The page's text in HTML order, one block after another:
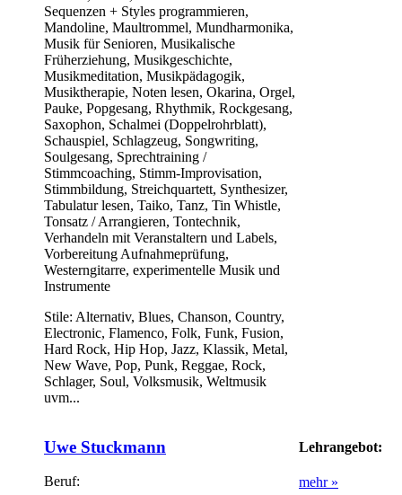
Sequenzen + Styles programmieren,
Mandoline, Maultrommel, Mundharmonika,
Musik für Senioren, Musikalische
Früherziehung, Musikgeschichte,
Musikmeditation, Musikpädagogik,
Musiktherapie, Noten lesen, Okarina, Orgel,
Pauke, Popgesang, Rhythmik, Rockgesang,
Saxophon, Schalmei (Doppelrohrblatt),
Schauspiel, Schlagzeug, Songwriting,
Soulgesang, Sprechtraining /
Stimmcoaching, Stimm-Improvisation,
Stimmbildung, Streichquartett, Synthesizer,
Tabulatur lesen, Taiko, Tanz, Tin Whistle,
Tonsatz / Arrangieren, Tontechnik,
Verhandeln mit Veranstaltern und Labels,
Vorbereitung Aufnahmeprüfung,
Westerngitarre, experimentelle Musik und
Instrumente
Stile: Alternativ, Blues, Chanson, Country,
Electronic, Flamenco, Folk, Funk, Fusion,
Hard Rock, Hip Hop, Jazz, Klassik, Metal,
New Wave, Pop, Punk, Reggae, Rock,
Schlager, Soul, Volksmusik, Weltmusik
uvm...
Uwe Stuckmann
Beruf:
Lehrangebot:
mehr »